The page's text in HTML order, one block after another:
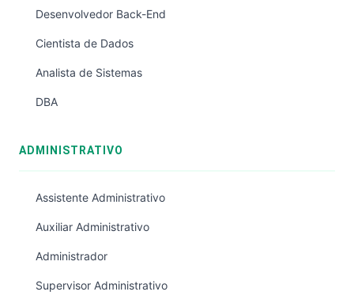
Desenvolvedor Back-End
Cientista de Dados
Analista de Sistemas
DBA
ADMINISTRATIVO
Assistente Administrativo
Auxiliar Administrativo
Administrador
Supervisor Administrativo